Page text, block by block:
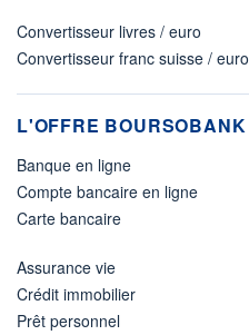
Convertisseur livres / euro
Convertisseur franc suisse / euro
L'OFFRE BOURSOBANK
Banque en ligne
Compte bancaire en ligne
Carte bancaire
Assurance vie
Crédit immobilier
Prêt personnel